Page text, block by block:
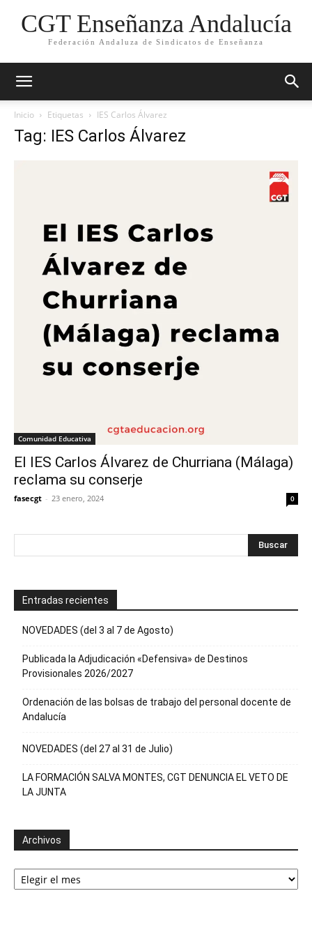
CGT Enseñanza Andalucía
Federación Andaluza de Sindicatos de Enseñanza
Inicio Etiquetas IES Carlos Álvarez
Tag: IES Carlos Álvarez
Comunidad Educativa
El IES Carlos Álvarez de Churriana (Málaga)
reclama su conserje
fasecgt - 23 enero, 2024 0
Entradas recientes
NOVEDADES (del 3 al 7 de Agosto)
Publicada la Adjudicación «Defensiva» de Destinos
Provisionales 2026/2027
Ordenación de las bolsas de trabajo del personal docente de
Andalucía
NOVEDADES (del 27 al 31 de Julio)
LA FORMACIÓN SALVA MONTES, CGT DENUNCIA EL VETO DE
LA JUNTA
Archivos
Archivos